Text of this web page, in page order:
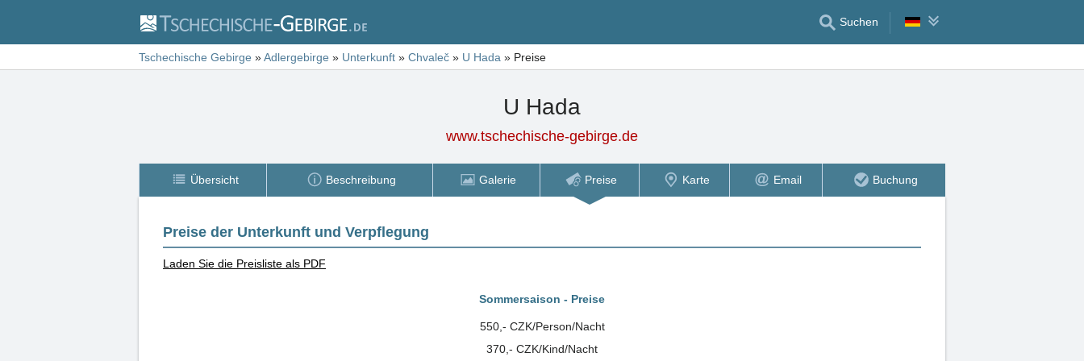
Suchen
Tschechische Gebirge »Adlergebirge » Unterkunft » Chvaleč » U Hada » Preise
U Hada
www.tschechische-gebirge.de
Übersicht Beschreibung Galerie Preise Karte Email Buchung
Preise der Unterkunft und Verpflegung
Laden Sie die Preisliste als PDF
Sommersaison - Preise
550,- CZK/Person/Nacht
370,- CZK/Kind/Nacht